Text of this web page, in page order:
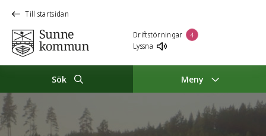
Till startsidan
Driftstörningar 4
Lyssna
Sök Meny
Sunne kommun